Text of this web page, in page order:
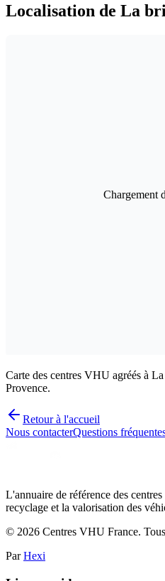
Localisation de La
Chargement
Carte des centres VHU agréés à
Provence.
Retour à l'accueil
Nous contacterQuestions
L'annuaire de référence des
recyclage et la valorisation des
© 2026 Centres VHU France.
Par Hexi